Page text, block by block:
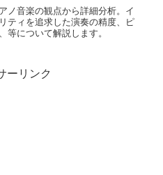
ノ音楽の観点から詳細分析。イ
ティを追求した演奏の精度、ピ
等について解説します。
ーリンク